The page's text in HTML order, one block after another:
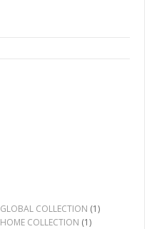
COLLECTION (1)
COLLECTION (1)